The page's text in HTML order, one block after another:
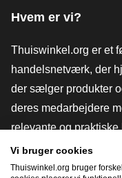
Hvem er vi?
Thuiswinkel.org er et
handelsnetværk, der
der sælger produkter
deres medarbejdere
relevante og
tillidsmærker,
og rådgivning,
Vi bruger cookies
Thuiswinkel.org bruger